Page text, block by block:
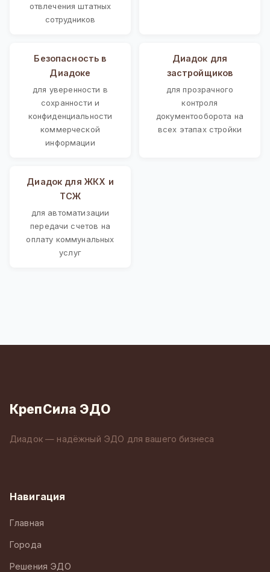
отвлечения штатных
сотрудников
Безопасность в
Диадоке
для уверенности в
сохранности и
конфиденциальности
коммерческой
информации
Диадок для
застройщиков
для прозрачного
контроля
документооборота на
всех этапах стройки
Диадок для ЖКХ и
ТСЖ
для автоматизации
передачи счетов на
оплату коммунальных
услуг
КрепСила ЭДО
Диадок — надёжный ЭДО для вашего бизнеса
Навигация
Главная
Города
Решения ЭДО